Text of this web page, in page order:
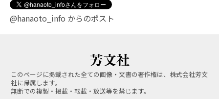
@hanaoto_info からのポスト
このページに掲載された全ての画像・文書の著作権は、株式会社芳文
社に帰属します。
無断での複製・掲載・転載・放送等を禁じます。